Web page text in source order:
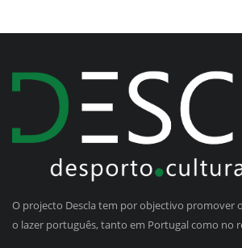
O projecto Descla tem por objectivo promover
o lazer português, tanto em Portugal como no